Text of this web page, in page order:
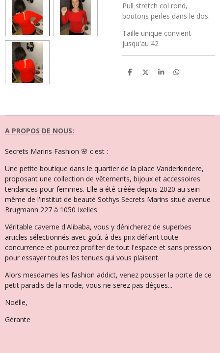
Pull stretch col rond,
boutons perles dans le dos.
Taille unique convient
jusqu'au 42
P
e
P
e
P
e
P
e
A PROPOS DE NOUS:
Secrets Marins Fashion 🌸 c'est :
Une petite boutique dans le quartier de la place Vanderkindere,
proposant une collection de vêtements, bijoux et accessoires
tendances pour femmes. Elle a été créée depuis 2020 au sein
même de l'institut de beauté Sothys Secrets Marins situé avenue
Brugmann 227 à 1050 Ixelles.
Véritable caverne d'Alibaba, vous y dénicherez de superbes
articles sélectionnés avec goût à des prix défiant toute
concurrence et pourrez profiter de tout l'espace et sans pression
pour essayer toutes les tenues qui vous plaisent.
Alors mesdames les fashion addict, venez pousser la porte de ce
petit paradis de la mode, vous ne serez pas déçues...
Noëlle,
Gérante